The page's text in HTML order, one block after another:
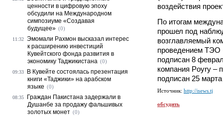
воздействия
По итогам
прошел под
возглавляемый
проведением ТЭО
подписан 8
компания Poyry –
подписан 25
Источник: http://news.tj
обсудить
ценности в цифровую эпоху
обсудили на Международном
симпозиуме «Создавая
будущее» (0)
11:32 Эмомали Рахмон высказал интерес
к расширению инвестиций
Кувейтского фонда развития в
экономику Таджикистана (0)
09:33
В Кувейте состоялась презентация
книги «Таджики» на арабском
языке (0)
08:35
Граждан Пакистана задержали в
Душанбе за продажу фальшивых
золотых монет (0)